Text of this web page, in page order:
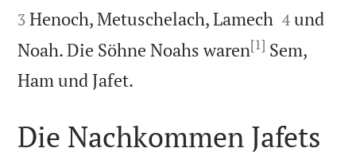
3 Henoch, Metuschelach, Lamech 

4 und
Noah. Die Söhne Noahs waren[1] Sem,
Ham und Jafet.
Die Nachkommen Jafets